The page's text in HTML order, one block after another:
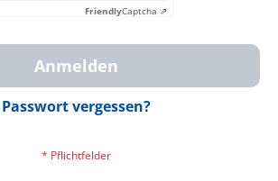
FriendlyCaptcha ⇗
Anmelden
Passwort vergessen?